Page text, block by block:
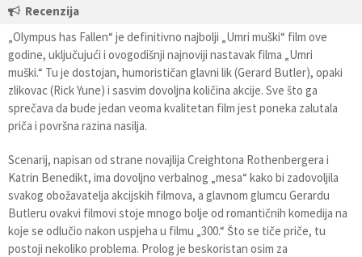
Recenzija
„Olympus has Fallen“ je definitivno najbolji „Umri muški“ film ove
godine, uključujući i ovogodišnji najnoviji nastavak filma „Umri
muški.“ Tu je dostojan, humorističan glavni lik (Gerard Butler), opaki
zlikovac (Rick Yune) i sasvim dovoljna količina akcije. Sve što ga
sprečava da bude jedan veoma kvalitetan film jest poneka zalutala
priča i površna razina nasilja.
Scenarij, napisan od strane novajlija Creightona Rothenbergera i
Katrin Benedikt, ima dovoljno verbalnog „mesa“ kako bi zadovoljila
svakog obožavatelja akcijskih filmova, a glavnom glumcu Gerardu
Butleru ovakvi filmovi stoje mnogo bolje od romantičnih komedija na
koje se odlučio nakon uspjeha u filmu „300.“ Što se tiče priče, tu
postoji nekoliko problema. Prolog je beskoristan osim za